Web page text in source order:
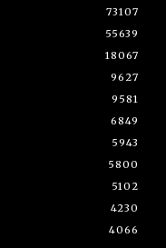
73107
55639
18067
9627
9581
6849
5943
5800
5102
4230
4066